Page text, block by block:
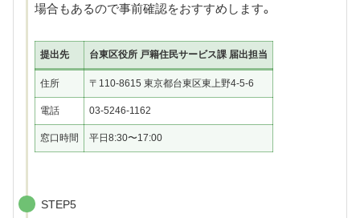
場合もあるので事前確認をおすすめします。
提出先 台東区役所 戸籍住民サービス課 届出担当
住所 〒110-8615 東京都台東区東上野4-5-6
電話 03-5246-1162
窓口時間 平日8:30〜17:00
STEP5